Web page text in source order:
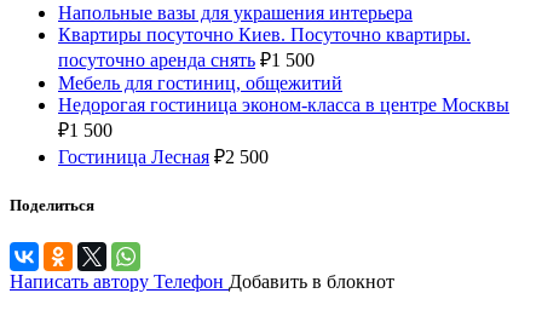
Напольные вазы для украшения интерьера
Квартиры посуточно Киев. Посуточно квартиры.
посуточно аренда снять ₽1 500
Мебель для гостиниц, общежитий
Недорогая гостиница эконом-класса в центре Москвы
₽1 500
Гостиница Лесная ₽2 500
Поделиться
Написать автору Телефон Добавить в блокнот